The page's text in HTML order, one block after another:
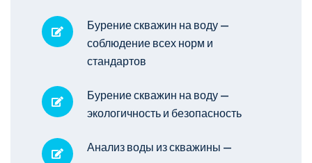
Бурение скважин на воду —
соблюдение всех норм и
стандартов
Бурение скважин на воду —
экологичность и безопасность
Анализ воды из скважины —